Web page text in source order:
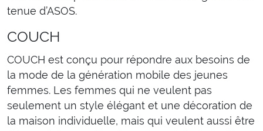
tenue d’ASOS.
COUCH
COUCH est conçu pour répondre aux besoins de
la mode de la génération mobile des jeunes
femmes. Les femmes qui ne veulent pas
seulement un style élégant et une décoration de
la maison individuelle, mais qui veulent aussi être